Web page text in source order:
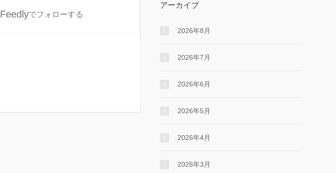
Feedlyでフォローする
アーカイブ
2026年8月
2026年7月
2026年6月
2026年5月
2026年4月
2026年3月